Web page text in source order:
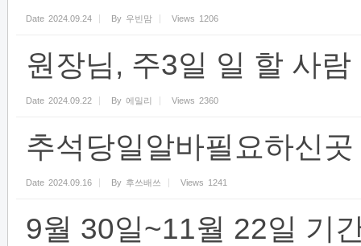
Date 2024.09.24 By 우빈맘 Views 1206
원장님, 주3일 일 할 사
Date 2024.09.22 By 에밀리 Views 2360
추석당일알바필요하신곳
Date 2024.09.16 By 후쓰배쓰 Views 1241
9월 30일~11월 22일 기